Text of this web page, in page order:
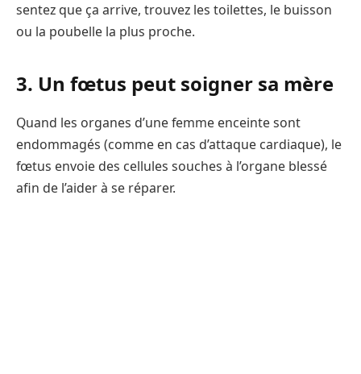
sentez que ça arrive, trouvez les toilettes, le buisson
ou la poubelle la plus proche.
3. Un fœtus peut soigner sa mère
Quand les organes d’une femme enceinte sont
endommagés (comme en cas d’attaque cardiaque), le
fœtus envoie des cellules souches à l’organe blessé
afin de l’aider à se réparer.